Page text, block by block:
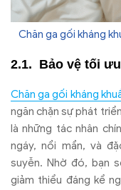
Chăn ga gối kháng
Bảo vệ tối
Chăn ga gối kháng
ngăn chặn sự phát
là những tác nhân
ngáy, nổi mẩn, và
suyễn. Nhờ đó, bạn
giảm thiểu đáng kể